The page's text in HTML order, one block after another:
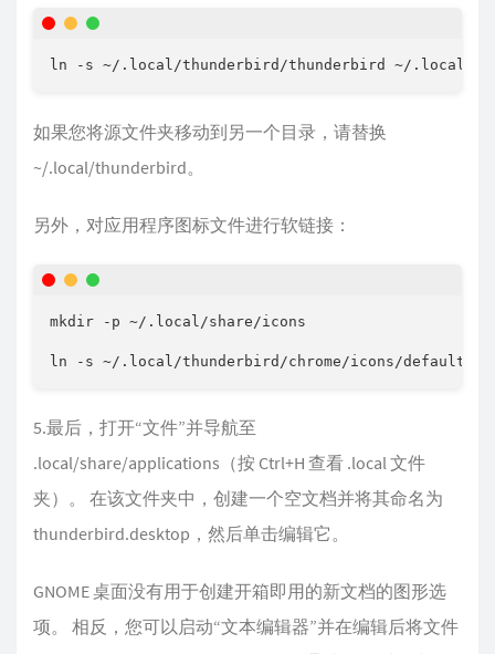
如果您将源文件夹移动到另一个目录，请替换
~/.local/thunderbird。
另外，对应用程序图标文件进行软链接：
mkdir -p ~/.local/share/icons
5.最后，打开“文件”并导航至
.local/share/applications（按 Ctrl+H 查看 .local 文件
夹）。 在该文件夹中，创建一个空文档并将其命名为
thunderbird.desktop，然后单击编辑它。
GNOME 桌面没有用于创建开箱即用的新文档的图形选
项。 相反，您可以启动“文本编辑器”并在编辑后将文件